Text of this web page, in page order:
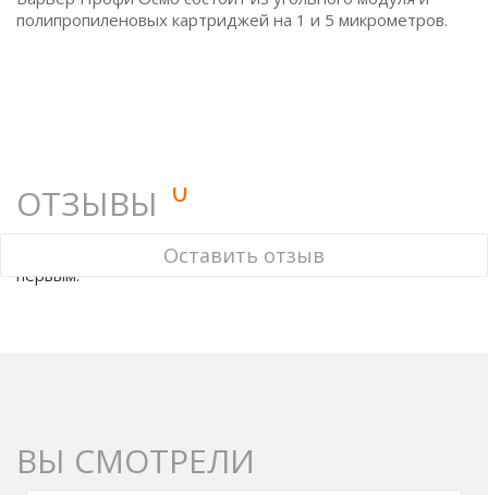
полипропиленовых картриджей на 1 и 5 микрометров.
ОТЗЫВЫ 0
Оставить отзыв
У этого товара нет ни одного отзыва. Вы можете стать
первым.
ВЫ СМОТРЕЛИ